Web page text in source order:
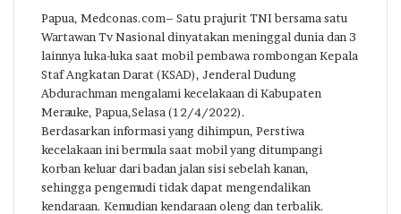
Papua, Medconas.com– Satu prajurit TNI bersama satu
Wartawan Tv Nasional dinyatakan meninggal dunia dan 3
lainnya luka-luka saat mobil pembawa rombongan Kepala
Staf Angkatan Darat (KSAD), Jenderal Dudung
Abdurachman mengalami kecelakaan di Kabupaten
Merauke, Papua,Selasa (12/4/2022).
Berdasarkan informasi yang dihimpun, Perstiwa
kecelakaan ini bermula saat mobil yang ditumpangi
korban keluar dari badan jalan sisi sebelah kanan,
sehingga pengemudi tidak dapat mengendalikan
kendaraan. Kemudian kendaraan oleng dan terbalik.